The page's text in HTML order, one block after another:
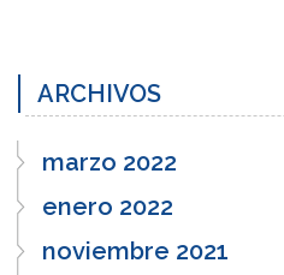
ARCHIVOS
marzo 2022
enero 2022
noviembre 2021